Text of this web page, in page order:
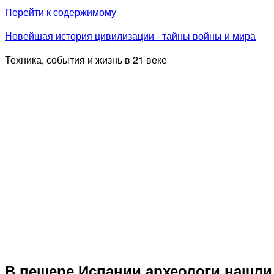
Перейти к содержимому
Новейшая история цивилизации - тайны войны и мира
Техника, события и жизнь в 21 веке